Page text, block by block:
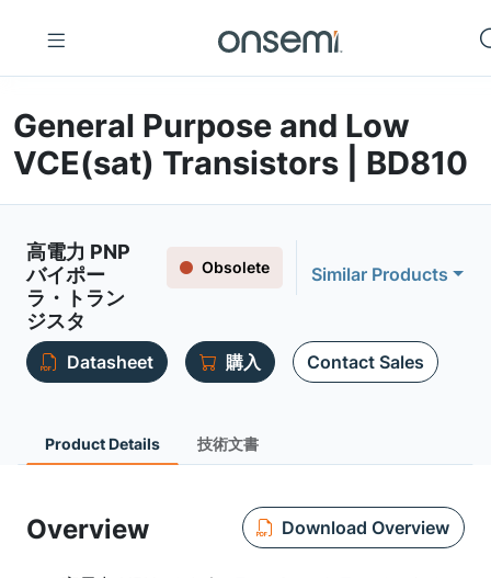
General Purpose and Low
VCE(sat) Transistors | BD810
高電力 PNP
バイポー
ラ・トラン
ジスタ
Obsolete Similar Products
Datasheet 購入 Contact Sales
Product Details 技術文書
Overview Download Overview